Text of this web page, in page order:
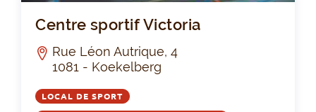
Centre sportif Victoria
Rue Léon Autrique, 4
1081 - Koekelberg
LOCAL DE SPORT